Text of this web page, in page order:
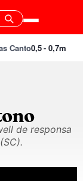
Canto0,5 - 0,7m
de responsa